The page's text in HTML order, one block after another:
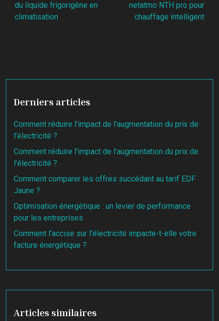
du liquide frigorigène en
climatisation
netatmo NTH pro pour
chauffage intelligent
Derniers articles
Comment réduire l’impact de l’augmentation du prix de
l’électricité ?
Comment réduire l’impact de l’augmentation du prix de
l’électricité ?
Comment comparer les offres succédant au tarif EDF
Jaune ?
Optimisation énergétique : un levier de performance
pour les entreprises
Comment l’accise sur l’électricité impacte-t-elle votre
facture énergétique ?
Articles similaires